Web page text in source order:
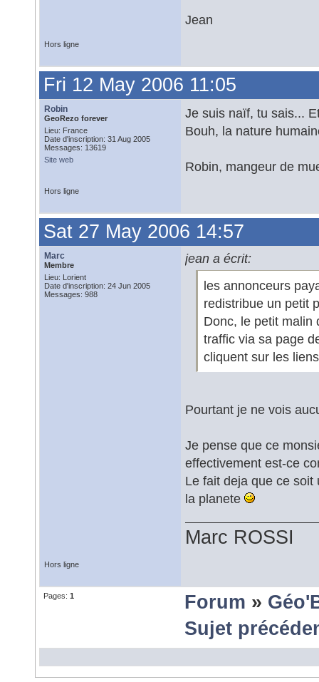
Jean
Hors ligne
Fri 12 May 2006 11:05
Robin
GeoRezo forever
Lieu: France
Date d'inscription: 31 Aug 2005
Messages: 13619
Site web
Je suis naïf, tu sais...
Bouh, la nature
Robin, mangeur de
Hors ligne
Sat 27 May 2006 14:57
Marc
Membre
Lieu: Lorient
Date d'inscription: 24 Jun 2005
Messages: 988
jean a écrit:
les annonceurs
redistribue un petit
Donc, le petit malin
traffic via sa page
cliquent sur les
Pourtant je ne vois
Je pense que ce
effectivement est-ce
Le fait deja que ce
la planete
Marc ROSSI
Hors ligne
Pages: 1 Forum »
Sujet